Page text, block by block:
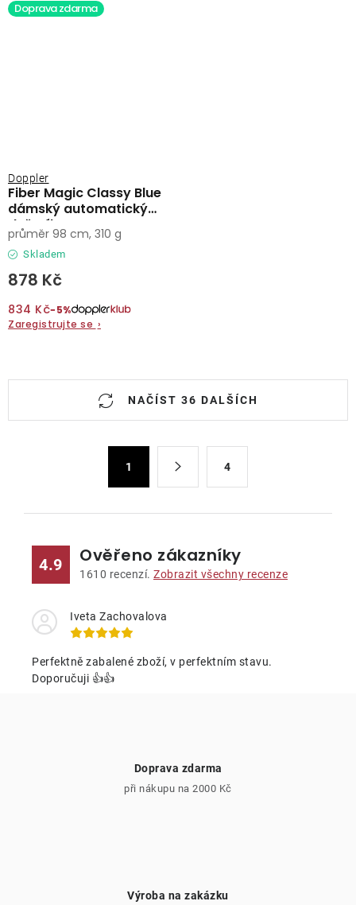
Doprava zdarma
Fiber Magic Classy Blue
dámský automatický
deštník
Doppler
Skladem
878 Kč
834 Kč−5%
Zaregistrujte se ›
průměr 98 cm, 310 g
O
NAČÍST 36 DALŠÍCH
1 4
4.9 Ověřeno zákazníky
1610 recenzí. Zobrazit všechny recenze
Iveta Zachovalova
Perfektně zabalené zboží, v perfektním stavu.
Doporučuji 👍👍
Doprava zdarma
při nákupu na 2000 Kč
Výroba na zakázku